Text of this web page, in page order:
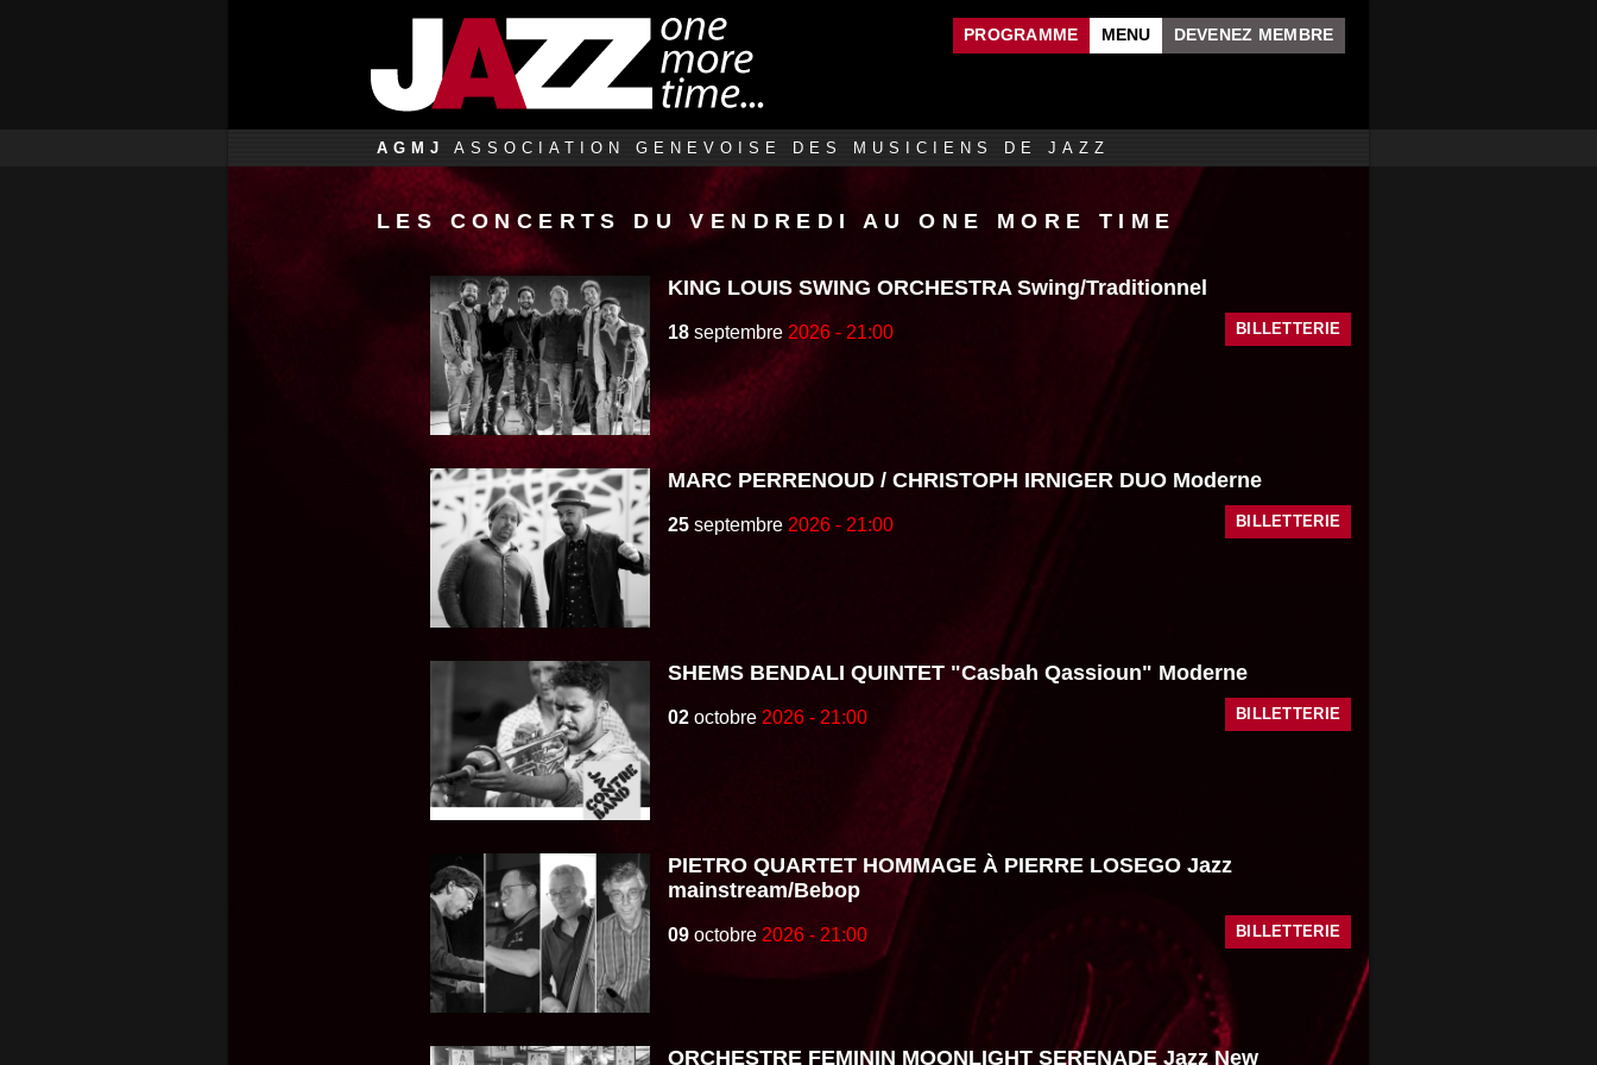
Jump to navigation
AGMJ ASSOCIATION GENEVOISE DES MUSICIENS DE JAZZ
PROGRAMME MENU DEVENEZ MEMBRE
LES CONCERTS DU VENDREDI AU ONE MORE TIME
KING LOUIS SWING ORCHESTRA Swing/Traditionnel
18 septembre 2026 - 21:00 BILLETTERIE
MARC PERRENOUD / CHRISTOPH IRNIGER DUO Moderne
25 septembre 2026 - 21:00 BILLETTERIE
SHEMS BENDALI QUINTET "Casbah Qassioun" Moderne
02 octobre 2026 - 21:00 BILLETTERIE
PIETRO QUARTET HOMMAGE À PIERRE LOSEGO Jazz
mainstream/Bebop
09 octobre 2026 - 21:00 BILLETTERIE
ORCHESTRE FEMININ MOONLIGHT SERENADE Jazz New